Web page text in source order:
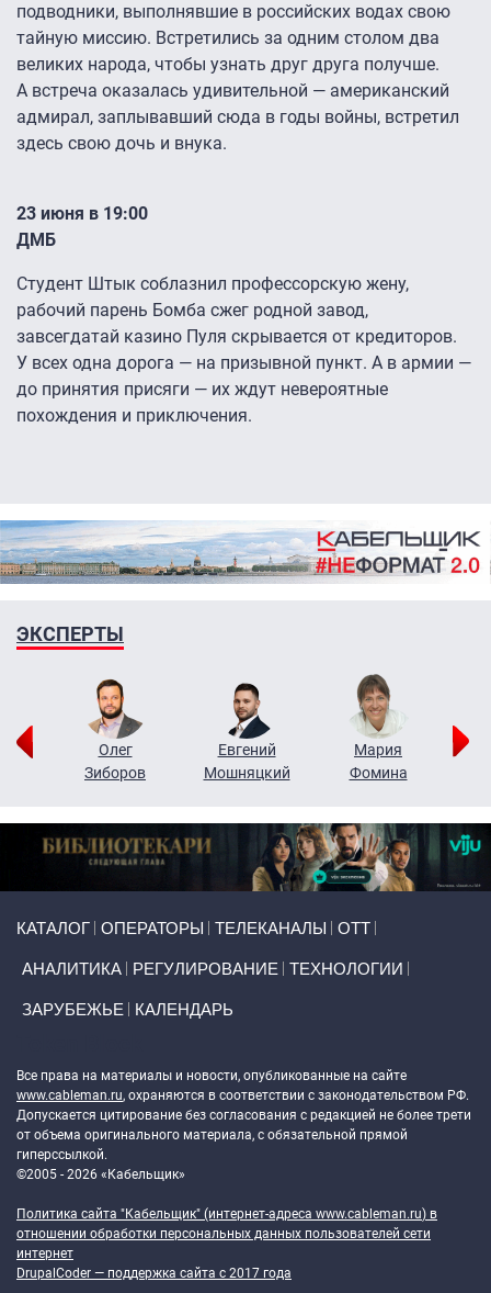
подводники, выполнявшие в российских водах свою
тайную миссию. Встретились за одним столом два
великих народа, чтобы узнать друг друга получше.
А встреча оказалась удивительной — американский
адмирал, заплывавший сюда в годы войны, встретил
здесь свою дочь и внука.
23 июня в 19:00
ДМБ
Студент Штык соблазнил профессорскую жену,
рабочий парень Бомба сжег родной завод,
завсегдатай казино Пуля скрывается от кредиторов.
У всех одна дорога — на призывной пункт. А в армии —
до принятия присяги — их ждут невероятные
похождения и приключения.
ЭКСПЕРТЫ
Олег
Зиборов
Евгений
Мошняцкий
Мария
Фомина
КАТАЛОГ ОПЕРАТОРЫ ТЕЛЕКАНАЛЫ ОТТ
АНАЛИТИКА РЕГУЛИРОВАНИЕ ТЕХНОЛОГИИ
ЗАРУБЕЖЬЕ КАЛЕНДАРЬ
Все права на материалы и новости, опубликованные на сайте
www.cableman.ru, охраняются в соответствии с законодательством РФ.
Допускается цитирование без согласования с редакцией не более трети
от объема оригинального материала, с обязательной прямой
гиперссылкой.
©2005 - 2026 «Кабельщик»
Политика сайта "Кабельщик" (интернет-адреса www.cableman.ru) в
отношении обработки персональных данных пользователей сети
интернет
DrupalCoder — поддержка сайта c 2017 года